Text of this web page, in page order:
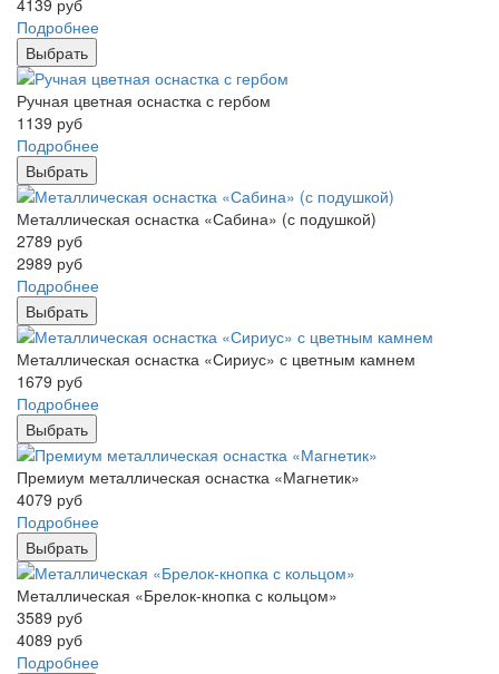
Подробнее
Выбрать
Ручная цветная оснастка с гербом
1139 руб
Подробнее
Выбрать
Металлическая оснастка «Сабина» (с подушкой)
2789 руб
2989 руб
Подробнее
Выбрать
Металлическая оснастка «Сириус» с цветным камнем
1679 руб
Подробнее
Выбрать
Премиум металлическая оснастка «Магнетик»
4079 руб
Подробнее
Выбрать
Металлическая «Брелок-кнопка с кольцом»
3589 руб
4089 руб
Подробнее